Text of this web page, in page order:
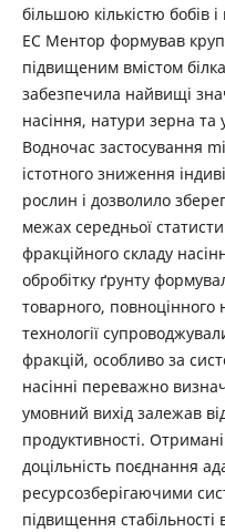
більшою кількістю бобів
ЕС Ментор формував
підвищеним вмістом
забезпечила найвищі
насіння, натури зерна та
Водночас застосування
істотного зниження
рослин і дозволило
межах середньої
фракційного складу
обробітку ґрунту
товарного, повноцінного
технології
фракцій, особливо за
насінні переважно
умовний вихід залежав
продуктивності.
доцільність поєднання
ресурсозберігаючими
підвищення